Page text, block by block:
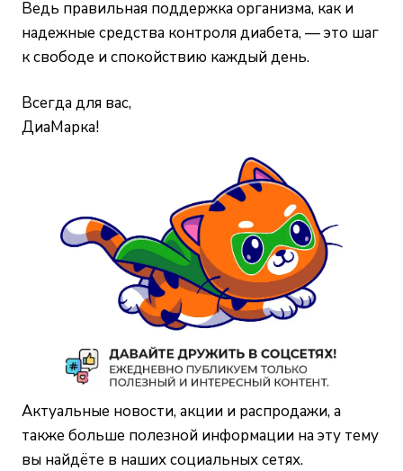
Ведь правильная поддержка организма, как и
надежные средства контроля диабета, — это шаг
к свободе и спокойствию каждый день.
Всегда для вас,
ДиаМарка!
Актуальные новости, акции и распродажи, а
также больше полезной информации на эту тему
вы найдёте в наших социальных сетях.